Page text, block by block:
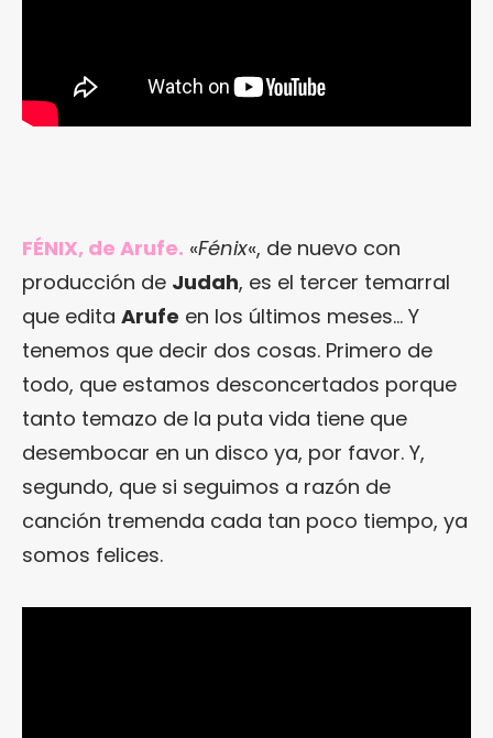
FÉNIX, de Arufe. «Fénix«, de nuevo con
producción de Judah, es el tercer temarral
que edita Arufe en los últimos meses… Y
tenemos que decir dos cosas. Primero de
todo, que estamos desconcertados porque
tanto temazo de la puta vida tiene que
desembocar en un disco ya, por favor. Y,
segundo, que si seguimos a razón de
canción tremenda cada tan poco tiempo, ya
somos felices.